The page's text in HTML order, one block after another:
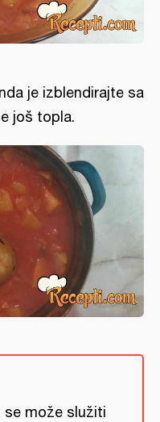
je izblendirajte sa
još topla.
se može služiti